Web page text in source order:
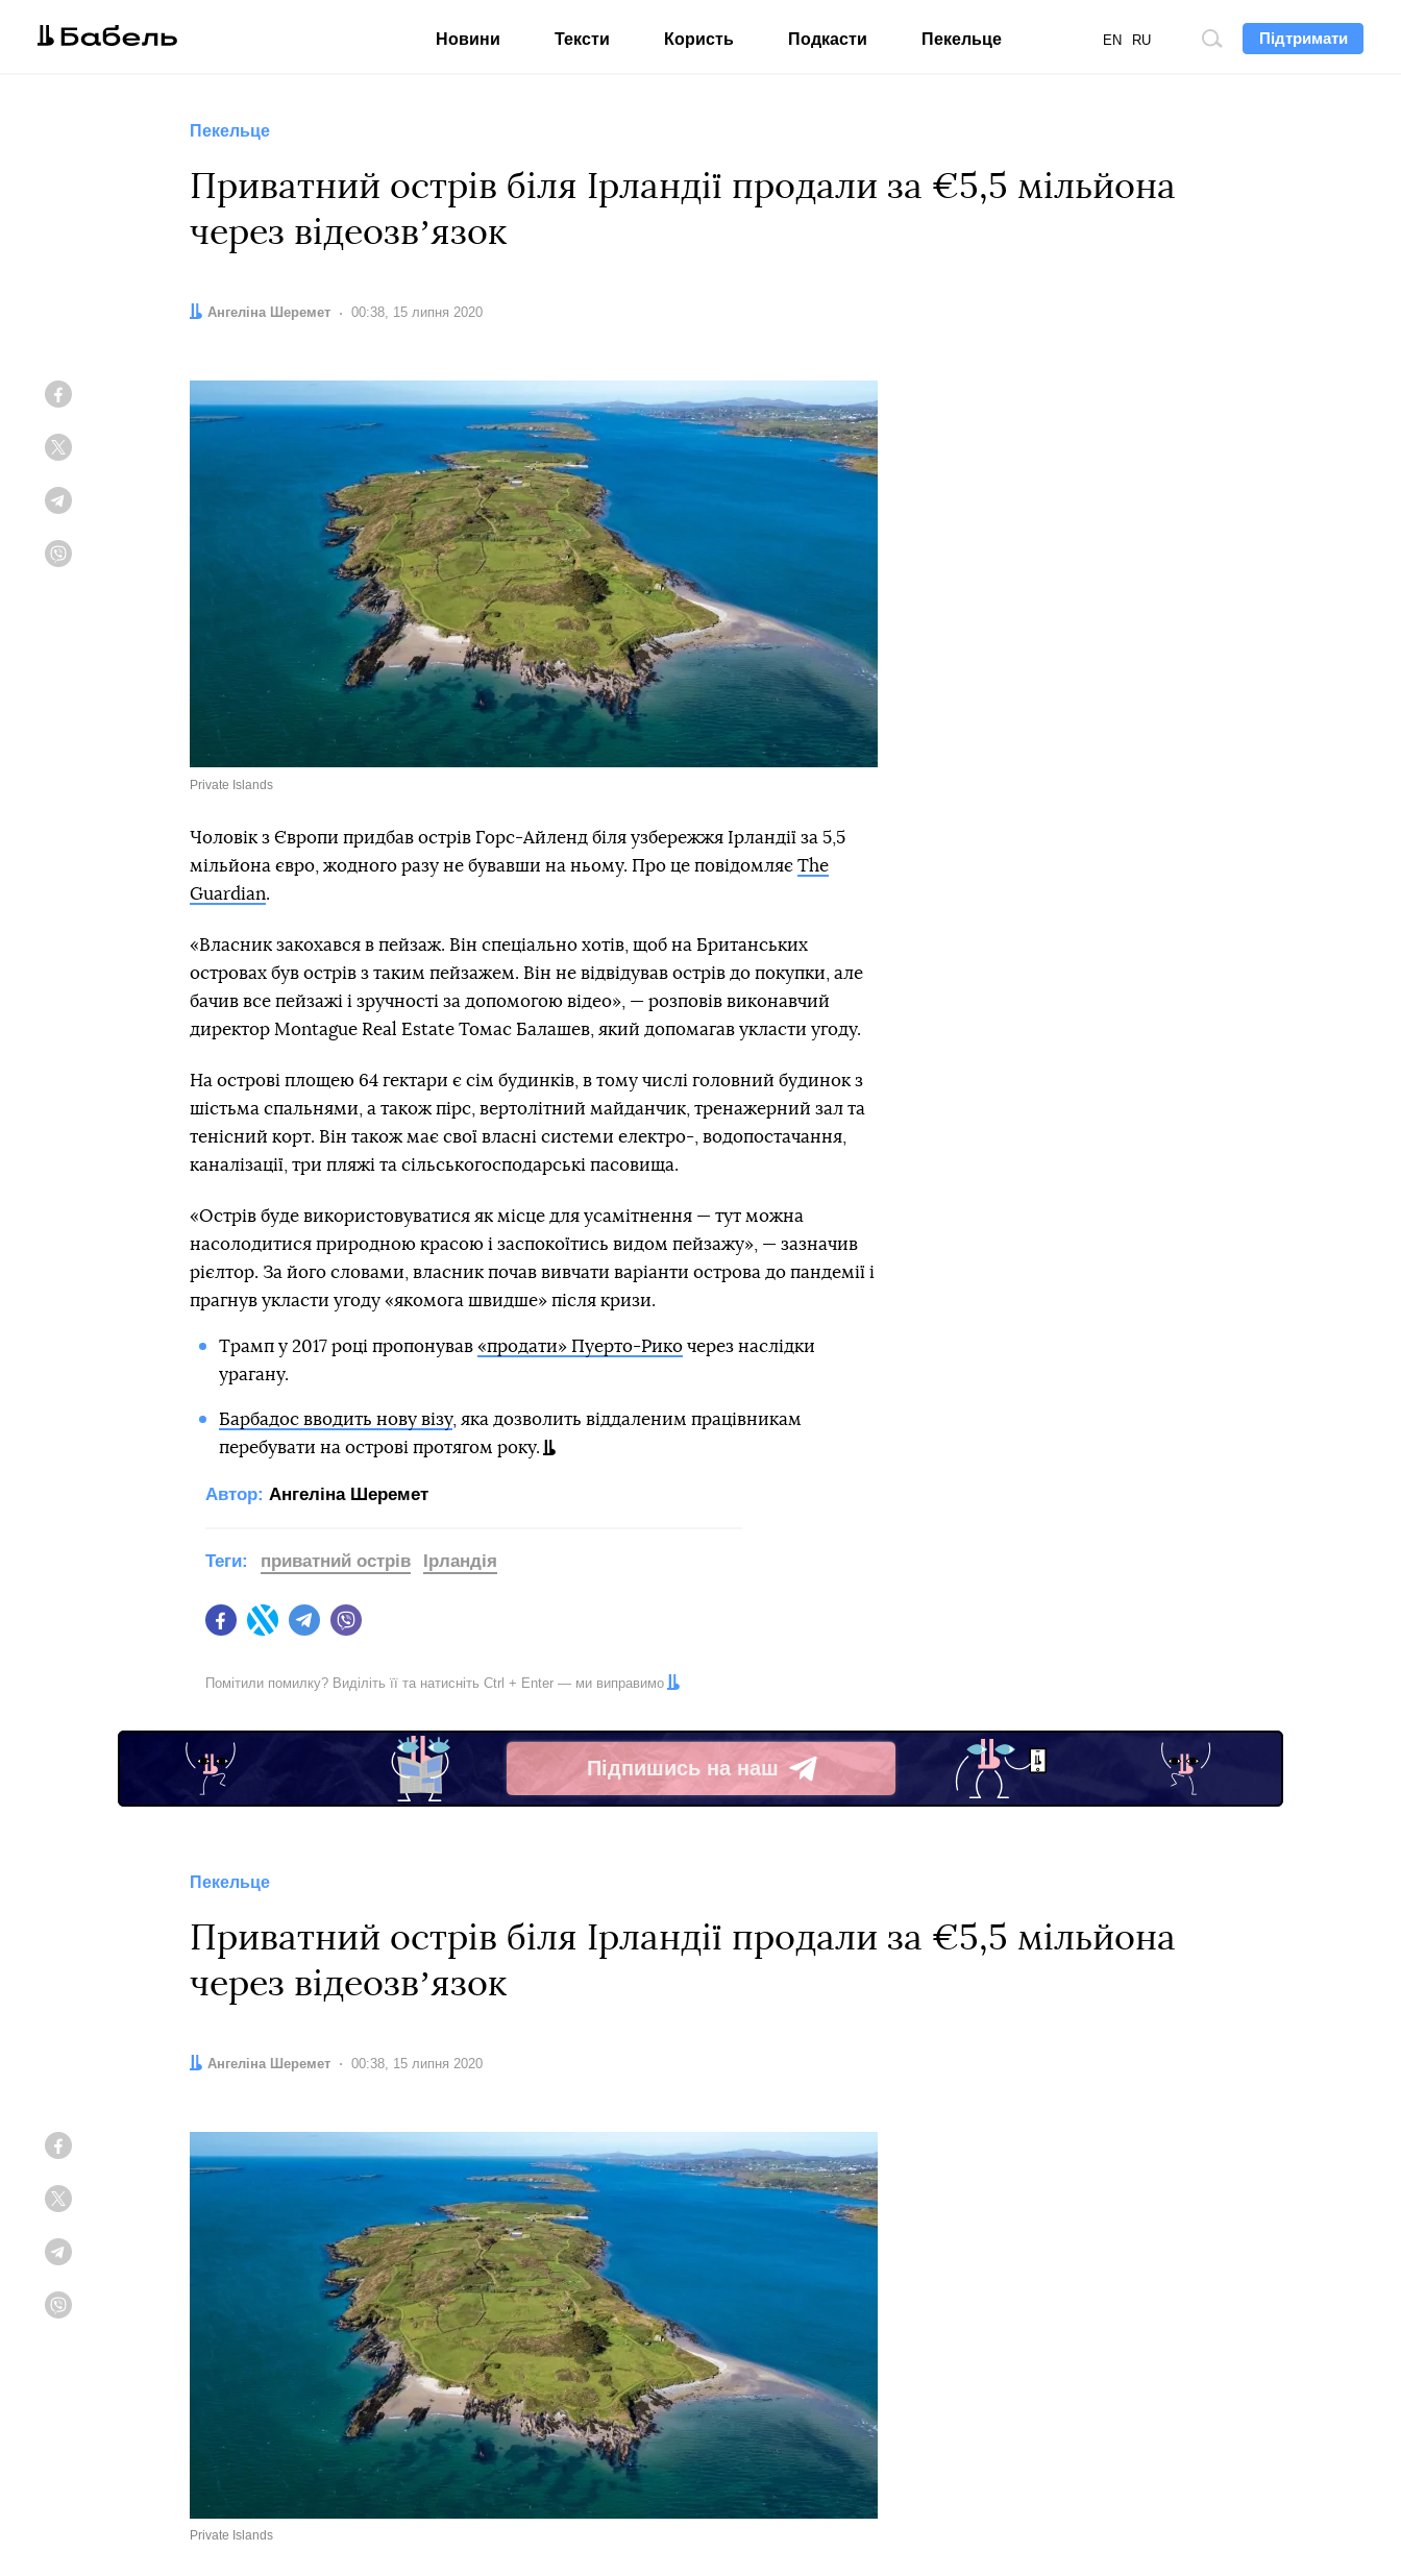
Підтримати
Пошук
EN RU
Новини Тексти Користь Подкасти Пекельце
Пекельце
Приватний острів біля Ірландії продали за €5,5 мільйона
через відеозвʼязок
Автор:
Ангеліна Шеремет Дата:
00:38, 15 липня 2020
Private Islands
Чоловік з Європи придбав острів Горс-Айленд біля узбережжя Ірландії за 5,5
мільйона євро, жодного разу не бувавши на ньому. Про це повідомляє The
Guardian.
«Власник закохався в пейзаж. Він спеціально хотів, щоб на Британських
островах був острів з таким пейзажем. Він не відвідував острів до покупки, але
бачив все пейзажі і зручності за допомогою відео», — розповів виконавчий
директор Montague Real Estate Томас Балашев, який допомагав укласти угоду.
На острові площею 64 гектари є сім будинків, в тому числі головний будинок з
шістьма спальнями, а також пірс, вертолітний майданчик, тренажерний зал та
тенісний корт. Він також має свої власні системи електро-, водопостачання,
каналізації, три пляжі та сільськогосподарські пасовища.
«Острів буде використовуватися як місце для усамітнення — тут можна
насолодитися природною красою і заспокоїтись видом пейзажу», — зазначив
рієлтор. За його словами, власник почав вивчати варіанти острова до пандемії і
прагнув укласти угоду «якомога швидше» після кризи.
Трамп у 2017 році пропонував «продати» Пуерто-Рикочерез наслідки
урагану.
Барбадос вводить нову візу, яка дозволить віддаленим працівникам
перебувати на острові протягом року.
Автор: Ангеліна Шеремет
FacebookTwitter Telegram
Теги: приватний острів Ірландія
Помітили помилку? Виділіть її та натисніть Ctrl + Enter — ми виправимо
Підпишись на наш
Telegram
Пекельце
Приватний острів біля Ірландії продали за €5,5 мільйона
через відеозвʼязок
Автор:
Ангеліна Шеремет Дата:
00:38, 15 липня 2020
Private Islands